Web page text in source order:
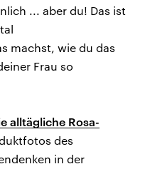
... aber du! Das ist
machst, wie du das
Frau so
alltägliche Rosa-
des
in der